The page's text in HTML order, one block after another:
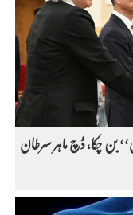
بن چکا، ڈچ ماہر سرطان